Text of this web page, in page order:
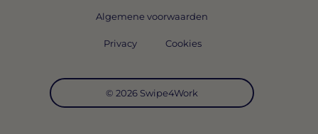
© 2026 Swipe4Work
Algemene voorwaarden
Privacy Cookies